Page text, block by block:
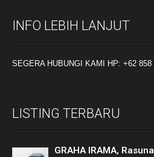
INFO LEBIH LANJUT
SEGERA HUBUNGI KAMI HP: +62 858
LISTING TERBARU
GRAHA IRAMA,